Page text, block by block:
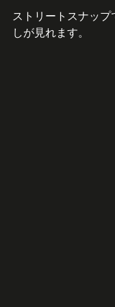
ストリートスナッ
しが見れます。